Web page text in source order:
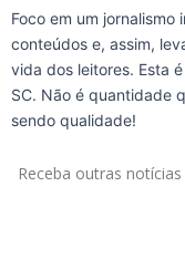
Foco em um
conteúdos e, assim,
vida dos leitores. Esta
SC. Não é quantidade
sendo qualidade!
Receba outras